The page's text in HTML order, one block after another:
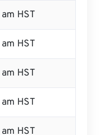
HST
HST
HST
HST
HST